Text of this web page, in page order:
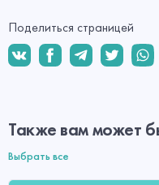
Поделиться страницей
Также вам может
Выбрать все